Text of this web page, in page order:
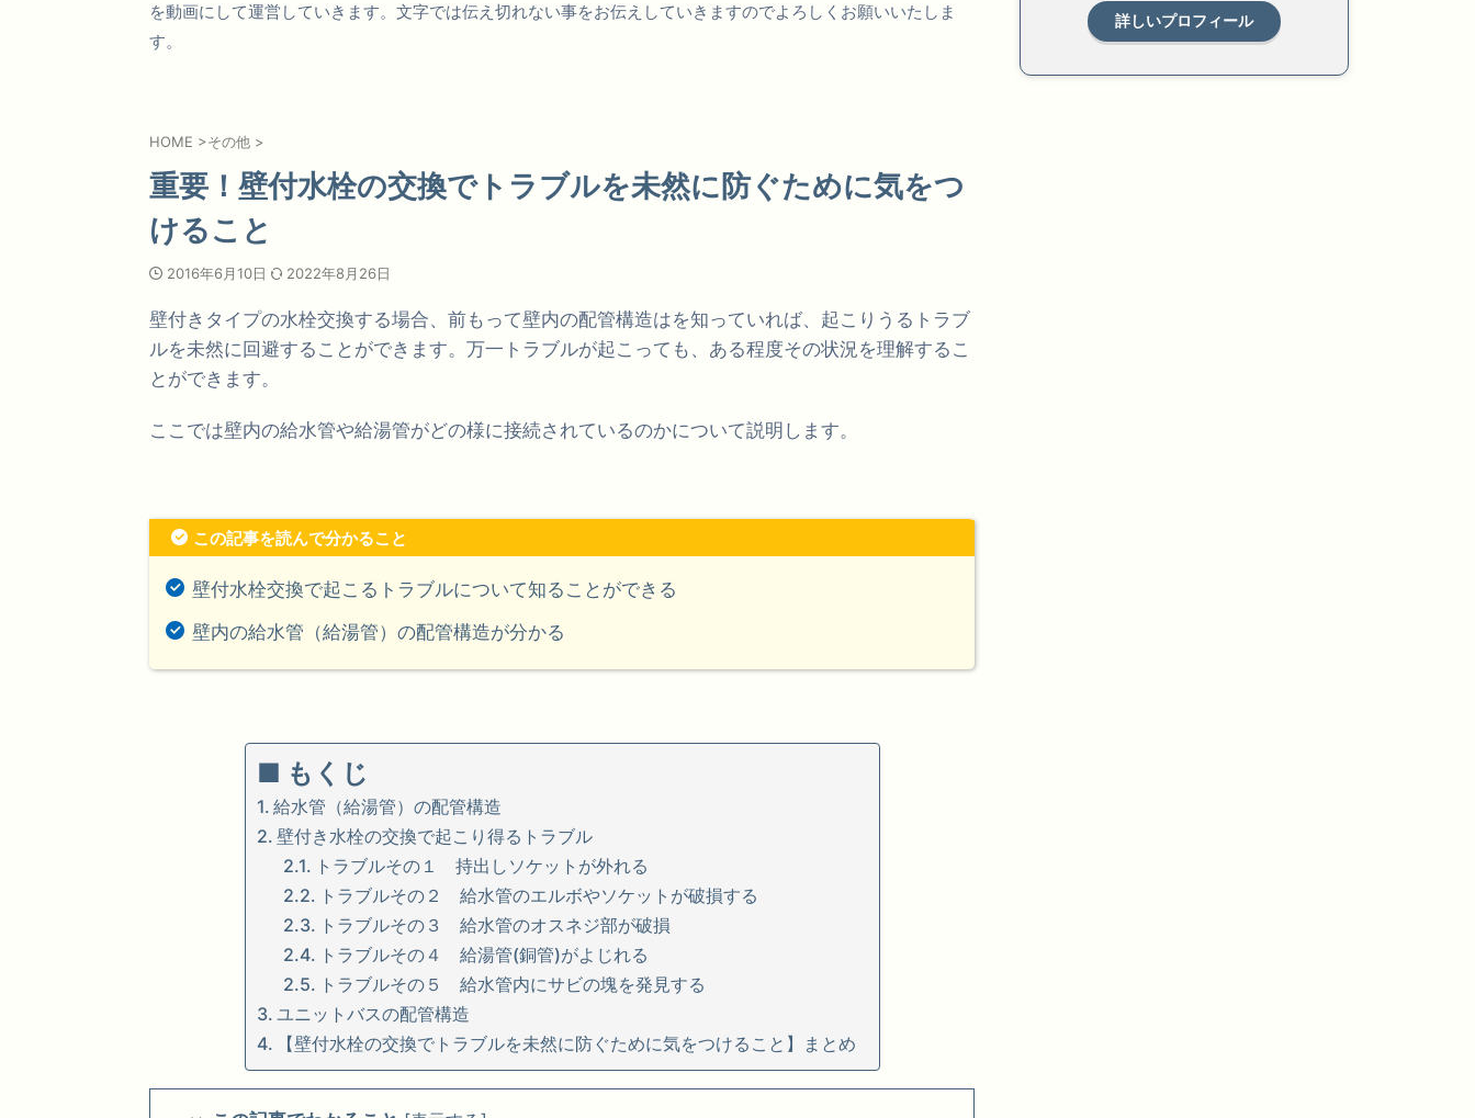
を動画にして運営していきます。文字では伝え切れない事をお伝えしていきますのでよろしくお願いいたしま
す。
HOME >その他 >
重要！壁付水栓の交換でトラブルを未然に防ぐために気をつ
けること
2016年6月10日 2022年8月26日
壁付きタイプの水栓交換する場合、前もって壁内の配管構造はを知っていれば、起こりうるトラブ
ルを未然に回避することができます。万一トラブルが起こっても、ある程度その状況を理解するこ
とができます。
ここでは壁内の給水管や給湯管がどの様に接続されているのかについて説明します。
この記事を読んで分かること
壁付水栓交換で起こるトラブルについて知ることができる
壁内の給水管（給湯管）の配管構造が分かる
■ もくじ
給水管（給湯管）の配管構造
壁付き水栓の交換で起こり得るトラブル
トラブルその１ 持出しソケットが外れる
トラブルその２ 給水管のエルボやソケットが破損する
トラブルその３ 給水管のオスネジ部が破損
トラブルその４ 給湯管(銅管)がよじれる
トラブルその５ 給水管内にサビの塊を発見する
ユニットバスの配管構造
【壁付水栓の交換でトラブルを未然に防ぐために気をつけること】まとめ
詳しいプロフィール